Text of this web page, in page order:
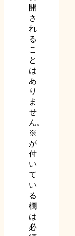
開
さ
れ
る
こ
と
は
あ
り
ま
せ
ん。
※
が
付
い
て
い
る
欄
は
必